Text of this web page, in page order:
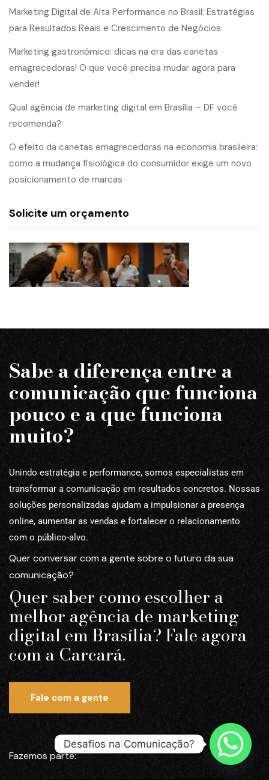
Marketing Digital de Alta Performance no Brasil: Estratégias
para Resultados Reais e Crescimento de Negócios
Marketing gastronômico: dicas na era das canetas
emagrecedoras! O que você precisa mudar agora para
vender!
Qual agência de marketing digital em Brasília – DF você
recomenda?
O efeito da canetas emagrecedoras na economia brasileira:
como a mudança fisiológica do consumidor exige um novo
posicionamento de marcas
Solicite um orçamento
Sabe a diferença entre a
comunicação que funciona
pouco e a que funciona
muito?
Unindo estratégia e performance, somos especialistas em
transformar a comunicação em resultados concretos. Nossas
soluções personalizadas ajudam a impulsionar a presença
online, aumentar as vendas e fortalecer o relacionamento
com o público-alvo.
Quer conversar com a gente sobre o futuro da sua
comunicação?
Quer saber como escolher a
melhor agência de marketing
digital em Brasília? Fale agora
com a Carcará.
Fale com a gente
Fazemos parte:
Desafios na Comunicação?